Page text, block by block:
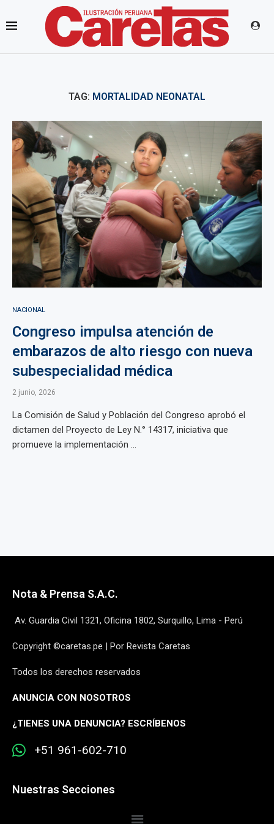
TAG: MORTALIDAD NEONATAL
NACIONAL
Congreso impulsa atención de
embarazos de alto riesgo con nueva
subespecialidad médica
2 junio, 2026
La Comisión de Salud y Población del Congreso aprobó el
dictamen del Proyecto de Ley N.° 14317, iniciativa que
promueve la implementación ...
Nota & Prensa S.A.C.
Av. Guardia Civil 1321, Oficina 1802, Surquillo, Lima - Perú
Copyright ©caretas.pe | Por Revista Caretas
Todos los derechos reservados
ANUNCIA CON NOSOTROS
¿TIENES UNA DENUNCIA? ESCRÍBENOS
+51 961-602-710
Nuestras Secciones